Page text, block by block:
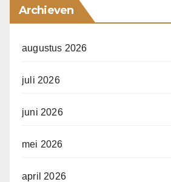
Archieven
augustus 2026
juli 2026
juni 2026
mei 2026
april 2026